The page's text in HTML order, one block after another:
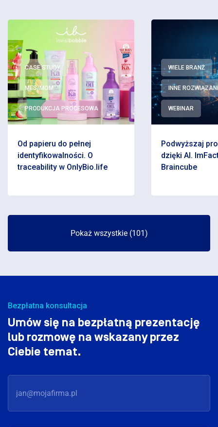
CASE STUDY
MES/MOM
PRODUKCJA PROCESOWA
Od papieru do pełnej
identyfikowalności. O
traceability w OnlyBio.life
WIELE BRANŻ
INNE
WEBINAR
Podwyższaj
dzięki AI.
Braincube
Pokaż wszystkie (101)
Bezpłatna konsultacja
Umów się na bezpłatną prezentację
lub rozmowę na wskazany przez
Ciebie temat.